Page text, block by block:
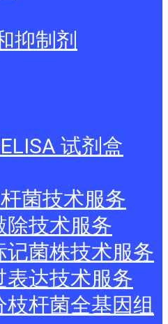
抑制剂
试剂盒
菌技术服务
除技术服务
记菌株技术服务
表达技术服务
枝杆菌全基因组